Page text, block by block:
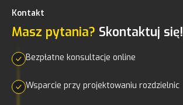
Kontakt
Masz pytania? Skontaktuj się!
Bezpłatne konsultacje online
Wsparcie przy projektowaniu rozdzielnic